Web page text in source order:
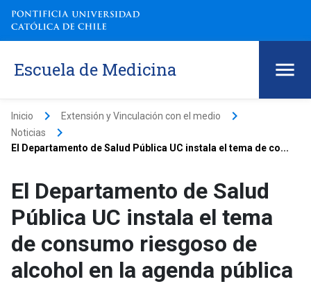
Escuela de Medicina
Inicio keyboard_arrow_right Extensión y Vinculación con el medio keyboard_arrow_right
Noticias keyboard_arrow_right
El Departamento de Salud Pública UC instala el tema de co...
El Departamento de Salud
Pública UC instala el tema
de consumo riesgoso de
alcohol en la agenda pública